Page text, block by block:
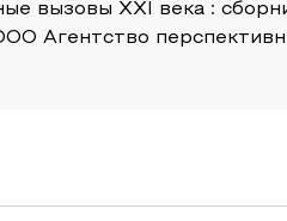
вызовы XXI века :
Агентство